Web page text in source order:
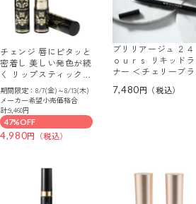
チェンジ 唇にピタッと
密着し 美しい発色が続
く リップスティック
＜キュートピンク＞ ２
本セット
期間限定：8/7(金)～8/13(木)
メーカー希望小売価格合
計:9,460円
47%OFF
4,980
ブリリアージュ ２４
ｏｕｒｓ リキッドラ
ナー ＜チェリーブラ
シュ ビルドアップマ
7,480